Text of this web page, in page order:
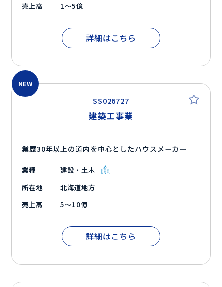
売上高
1～5億
詳細はこちら
SS026727
NEW
建築工事業
業歴30年以上の道内を中心としたハウスメーカー
業種
建設・土木
所在地
北海道地方
売上高
5～10億
詳細はこちら